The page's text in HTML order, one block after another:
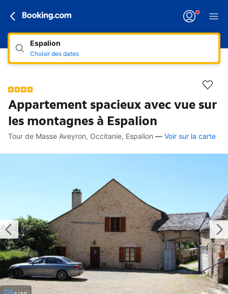
Espalion
Choisir des dates
Appartement spacieux avec vue sur
les montagnes à Espalion
Accès rapides
Aller à la description
Aller aux équipements
Aller aux hébergements
Aller aux conditions
Tour de Masse Aveyron, Occitanie, Espalion — Voir sur la carte